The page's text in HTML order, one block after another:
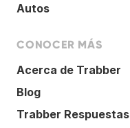
Autos
CONOCER MÁS
Acerca de Trabber
Blog
Trabber Respuestas